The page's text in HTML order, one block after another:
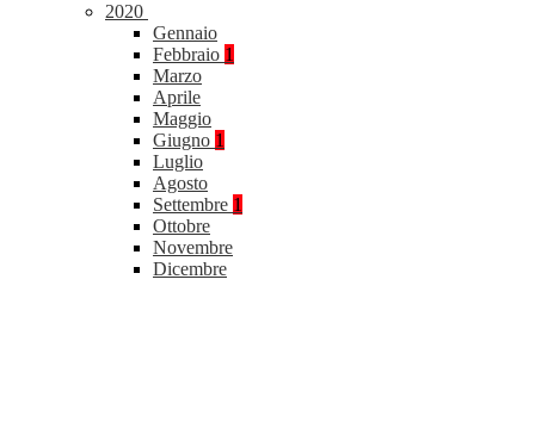
2020
Gennaio
Febbraio 1
Marzo
Aprile
Maggio
Giugno 1
Luglio
Agosto
Settembre 1
Ottobre
Novembre
Dicembre